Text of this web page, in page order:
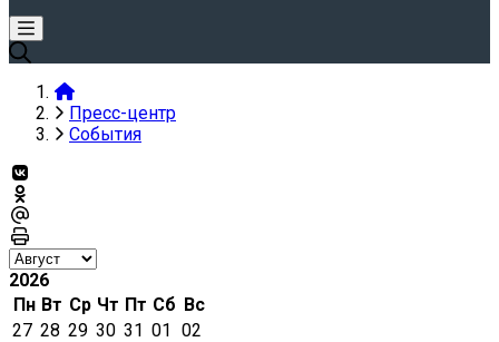
Пресс-центр
События
2026
Пн Вт Ср Чт Пт Сб Вс
27 28 29 30 31 01 02